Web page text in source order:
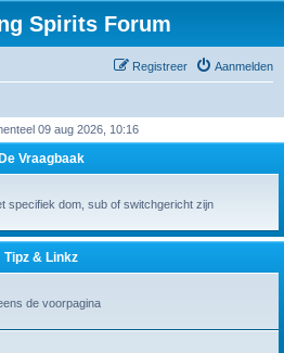
Spirits Forum
Aanmelden
Registreer
09 aug 2026, 10:16
De Vraagbaak
specifiek dom, sub of switchgericht zijn
Tipz & Linkz
de voorpagina